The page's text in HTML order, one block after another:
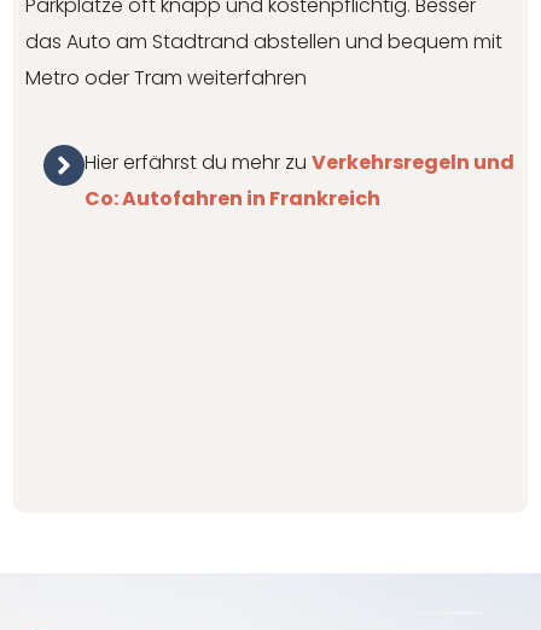
Parkplätze oft knapp und kostenpflichtig. Besser
das Auto am Stadtrand abstellen und bequem mit
Metro oder Tram weiterfahren
Hier erfährst du mehr zuVerkehrsregeln und
Co: Autofahren in Frankreich